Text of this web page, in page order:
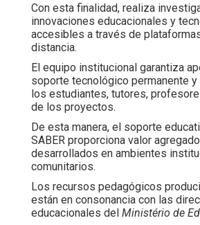
Con esta finalidad, realiza
innovaciones educacionales y
accesibles a través de
distancia.
El equipo institucional garantiza
soporte tecnológico permanente
los estudiantes, tutores,
de los proyectos.
De esta manera, el soporte
SABER proporciona valor
desarrollados en ambientes
comunitarios.
Los recursos pedagógicos
están en consonancia con las
educacionales del Ministério de